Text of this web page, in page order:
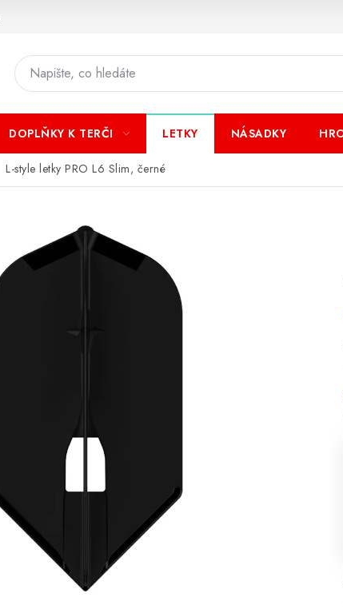
DOPLŇKY K TERČI LETKY NÁSADKY
L-style letky PRO L6 Slim, černé